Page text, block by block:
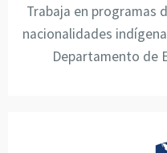
Trabaja en programas
nacionalidades
Departamento de